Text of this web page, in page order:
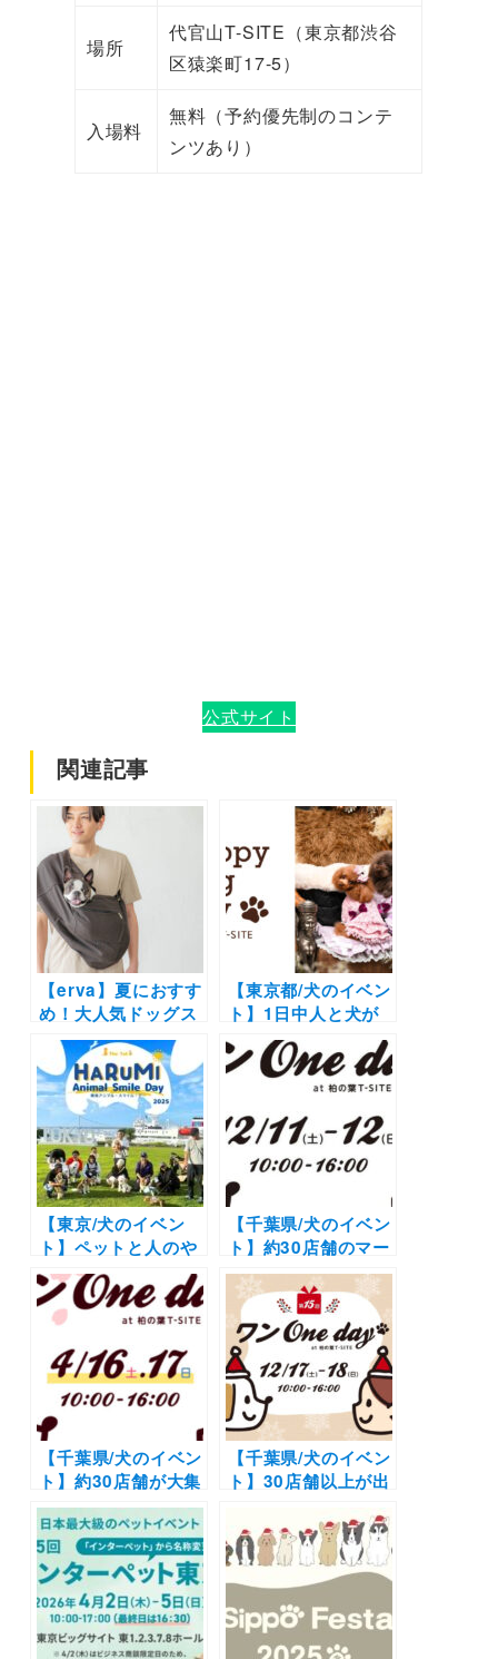
場所
代官山T-SITE（東京都渋谷
区猿楽町17-5）
入場料
無料（予約優先制のコンテ
ンツあり）
公式サイト
関連記事
【erva】夏におすす
め！大人気ドッグス
リングブランドから
「最上級モデル シン
プルメッシュ・ドッ
グスリング」が新発
売（中型犬や多頭飼
いもOK）
【東京都/犬のイベン
ト】1日中人と犬が
楽しめる「Happy
Dog Day」ペットア
パレルブランドのフ
らおやつ・ドッグフ
ードの試食会まで
♪（代官山T-SITE
GARDEN
GALLERY）11/20
【東京/犬のイベン
ト】ペットと人のや
さしい共生をめざそ
う「第1回 HARUMI
Animal Smile Day
園 多目的広場）
11/22
【千葉県/犬のイベン
ト】約30店舗のマー
ケットやドッグダン
ス体験会も！「ワン
Oneday at 柏の葉T-
SITE」（柏の葉T-
SITE）12/11・12開
催
【千葉県/犬のイベン
ト】約30店舗が大集
結！無料のドッグト
レーニング相談会も
| 「第14回 ワン
Oneday at 柏の葉T-
SITE」（柏の葉T-
SITE）4/16・17開
催！
【千葉県/犬のイベン
ト】30店舗以上が出
ースやドッグダンス
ショーも同時開催！
「第15回 ワン
SITE」（柏の葉 T-
SITE）12/17-12/18